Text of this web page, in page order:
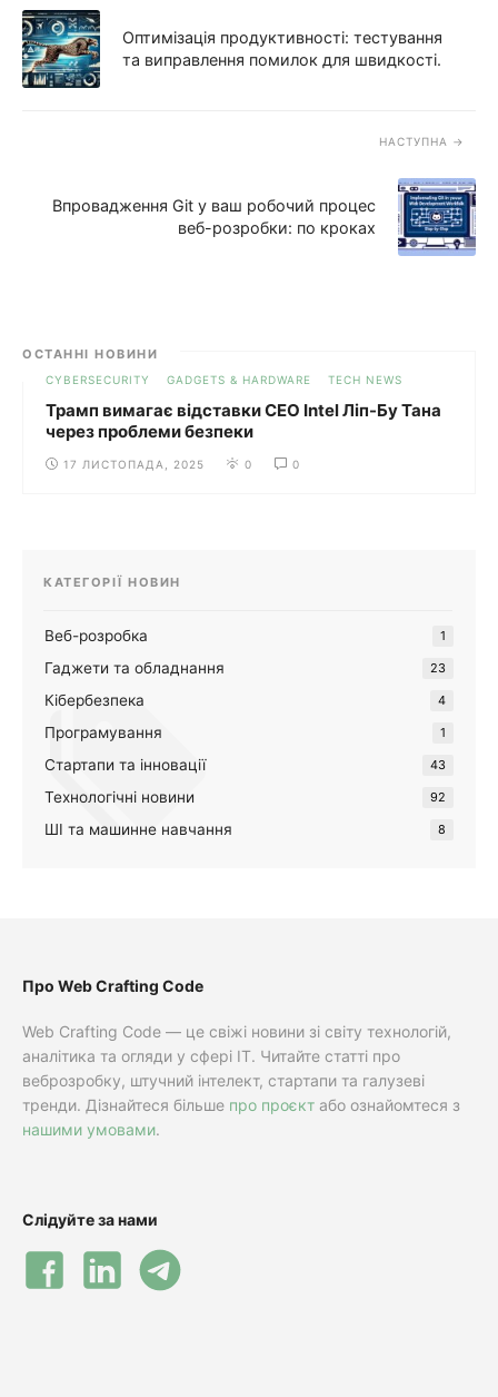
Оптимізація продуктивності: тестування
та виправлення помилок для швидкості.
НАСТУПНА
Впровадження Git у ваш робочий процес
веб-розробки: по кроках
ОСТАННІ НОВИНИ
CYBERSECURITY GADGETS & HARDWARE TECH NEWS
Трамп вимагає відставки CEO Intel Ліп-Бу Тана
через проблеми безпеки
17 ЛИСТОПАДА, 2025 0 0
КАТЕГОРІЇ НОВИН
Веб-розробка 1
Гаджети та обладнання 23
Кібербезпека 4
Програмування 1
Стартапи та інновації 43
Технологічні новини 92
ШІ та машинне навчання 8
Про Web Crafting Code
Web Crafting Code — це свіжі новини зі світу технологій,
аналітика та огляди у сфері IT. Читайте статті про
веброзробку, штучний інтелект, стартапи та галузеві
тренди. Дізнайтеся більше про проєкт або ознайомтеся з
нашими умовами.
Слідуйте за нами